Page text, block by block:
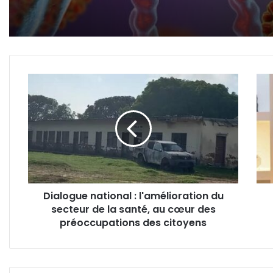
vaccin, mais une
qui se guérit
national
:
l'amélioration
du
secteur
la
santé,
des
Dialogue national : l'amélioration du
secteur de la santé, au cœur des
préoccupations des citoyens
:
la
!